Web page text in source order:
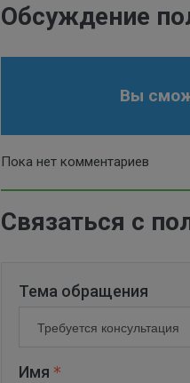
Обсуждение
Вы
Пока нет комментариев
Связаться с
Тема обращения
Имя